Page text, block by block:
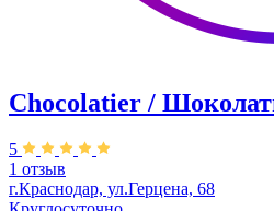
Chocolatier /
5
1 отзыв
г.Краснодар, ул.Герцена, 68